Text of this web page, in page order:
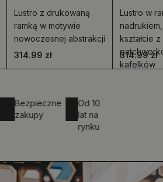
Lustro z drukowaną
ramką w motywie
nowoczesnej abstrakcji
314.99 zł
Lustro w
kształcie
kafelków
314.99 zł
Bezpieczne
zakupy
Od 10
lat na
rynku